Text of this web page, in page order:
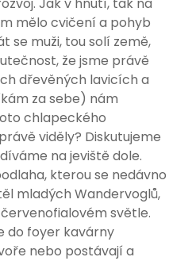
mělo cvičení a pohyb
se muži, tou solí země,
že jsme právě
dřevěných lavicích a
za sebe) nám
chlapeckého
viděly? Diskutujeme
na jeviště dole.
kterou se nedávno
mladých Wandervoglů,
světle.
do foyer kavárny
nebo postávají a